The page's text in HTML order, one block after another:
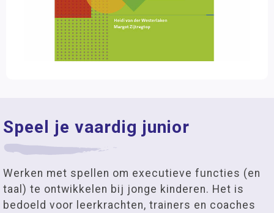
Speel je vaardig junior
Werken met spellen om executieve functies (en
taal) te ontwikkelen bij jonge kinderen. Het is
bedoeld voor leerkrachten, trainers en coaches